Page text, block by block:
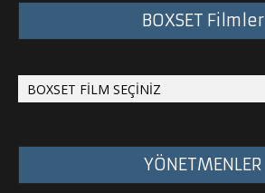
BOXSET Filmler
YÖNETMENLER